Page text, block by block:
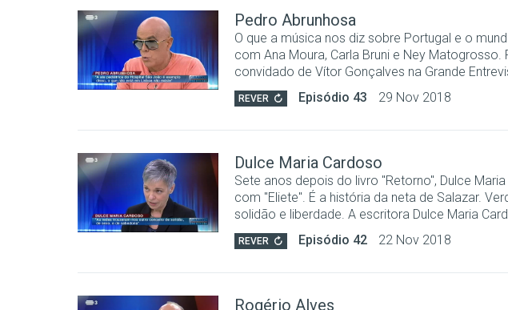
Pedro Abrunhosa
O que a música nos diz sobre Portugal e o
com Ana Moura, Carla Bruni e Ney Matogrosso.
convidado de Vítor Gonçalves na Grande
REVER Episódio 43 29 Nov 2018
Dulce Maria Cardoso
Sete anos depois do livro "Retorno", Dulce
com "Eliete". É a história da neta de Salazar.
solidão e liberdade. A escritora Dulce Maria
REVER Episódio 42 22 Nov 2018
Rogério Alves